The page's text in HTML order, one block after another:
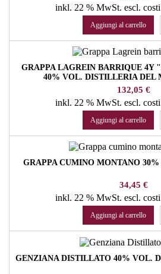
inkl. 22 % MwSt. escl.
Aggiungi al carrello
GRAPPA LAGREIN BARRIQUE 4Y
40% VOL. DISTILLERIA DEL
Prezzo
132,05 €
inkl. 22 % MwSt. escl.
Aggiungi al carrello
GRAPPA CUMINO MONTANO
Prezzo
34,45 €
inkl. 22 % MwSt. escl.
Aggiungi al carrello
GENZIANA DISTILLATO 40% VOL.